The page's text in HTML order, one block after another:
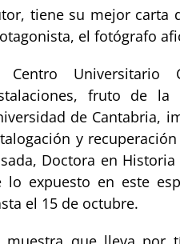
tiene su mejor carta
el fotógrafo
Centro Universitario
fruto de
de Cantabria,
y
Doctora en
lo expuesto en este
el 15 de octubre.